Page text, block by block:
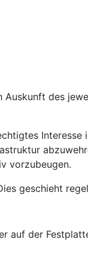
Auskunft des
Interesse
vorzubeugen.
geschieht
auf der